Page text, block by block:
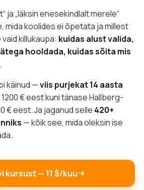
ja „läksin enesekindlalt merele“
mida koolides ei õpetata ja millest
killukaupa: kuidas alust valida,
hooldada, kuidas sõita mis
.
käinud —viis purjekat 14 aasta
€ eest kuni tänase Hallberg-
€ eest. Ja jaganud selle 420+
— kõik see, mida oleksin ise
kursust — 11 $/kuu